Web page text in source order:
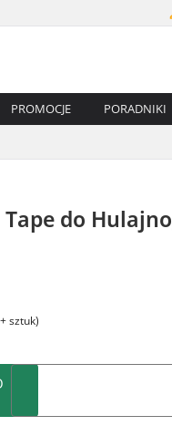
PROMOCJE PORADNIKI
do
sztuk)